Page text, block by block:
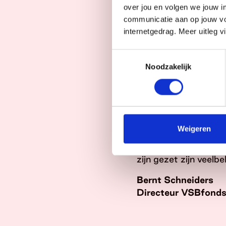
over jou en volgen we jouw
communicatie aan op jouw
internetgedrag. Meer uitleg
Noodzakelijk
Weigeren
Oranje Fonds en de
een
maken deel uit van
bovendien
de weg naar
vergemakkelijken.
helpt in het
we er samen mee
Bosch en Den
zijn gezet zijn
Bernt Schneiders
Directeur VSBfonds